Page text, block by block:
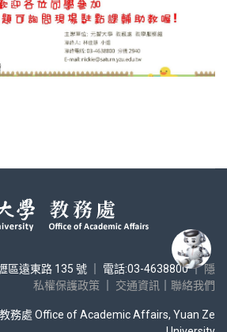
區遠東路 135 號 ｜ 電話:03-4638800 ｜隱
私權保護政策
交通資訊 聯絡我們
務處 Office of Academic Affairs, Yuan Ze